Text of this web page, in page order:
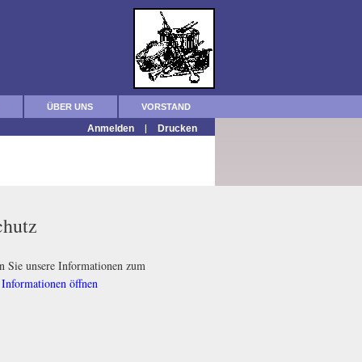
ÜBER UNS VORSTAND
Anmelden | Drucken
Sie unsere Informationen zum
Informationen öffnen